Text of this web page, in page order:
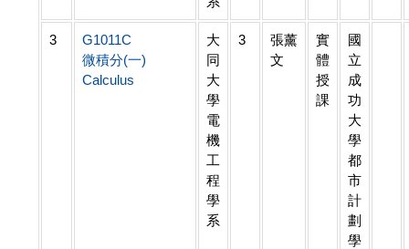
3
G1011C
微積分(一)
Calculus
大
同
大
學
電
機
工
程
學
系
3
張薰
文
實
體
授
課
國
立
成
功
大
學
都
市
計
劃
學